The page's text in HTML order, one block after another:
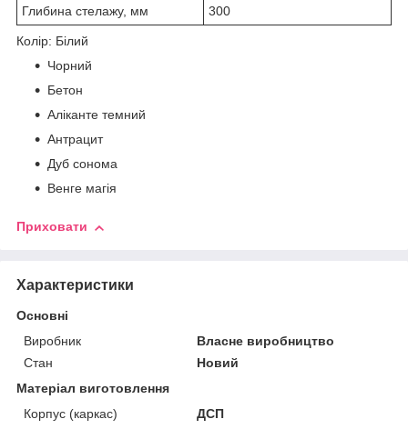
Глибина стелажу, мм
300
Колір: Білий
Чорний
Бетон
Аліканте темний
Антрацит
Дуб сонома
Венге магія
Приховати
Характеристики
Основні
Виробник
Власне виробництво
Стан
Новий
Матеріал виготовлення
Корпус (каркас)
ДСП